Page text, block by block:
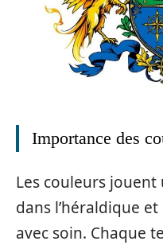
Importance des
Les couleurs
dans l’héraldique
avec soin. Chaque